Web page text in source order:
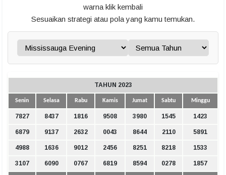
warna klik kembali
Sesuaikan strategi atau pola yang kamu temukan.
TAHUN 2023
Senin Selasa Rabu Kamis Jumat Sabtu Minggu
7827 8437 1816 9508 3980 1545 1423
6879 9137 2632 0043 8644 2110 5891
4988 1636 9012 2456 8251 8218 1533
3107 6090 0767 6819 8594 0278 1857